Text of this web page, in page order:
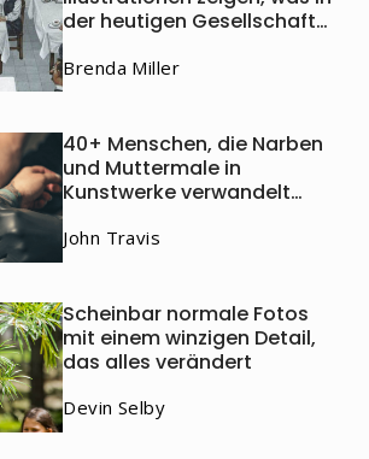
der heutigen Gesellschaft
Brenda Miller
40+ Menschen, die Narben
und Muttermale in
Kunstwerke verwandelt
John Travis
Scheinbar normale Fotos
mit einem winzigen Detail,
das alles verändert
Devin Selby